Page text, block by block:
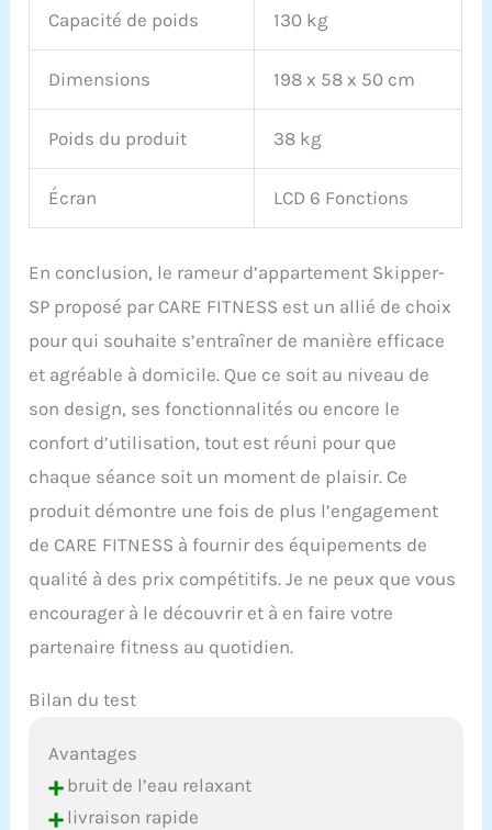
Capacité de poids 130 kg
Dimensions 198 x 58 x 50 cm
Poids du produit 38 kg
Écran LCD 6 Fonctions
En conclusion, le rameur d’appartement Skipper-
SP proposé par CARE FITNESS est un allié de choix
pour qui souhaite s’entraîner de manière efficace
et agréable à domicile. Que ce soit au niveau de
son design, ses fonctionnalités ou encore le
confort d’utilisation, tout est réuni pour que
chaque séance soit un moment de plaisir. Ce
produit démontre une fois de plus l’engagement
de CARE FITNESS à fournir des équipements de
qualité à des prix compétitifs. Je ne peux que vous
encourager à le découvrir et à en faire votre
partenaire fitness au quotidien.
Bilan du test
Avantages
+bruit de l’eau relaxant
+livraison rapide